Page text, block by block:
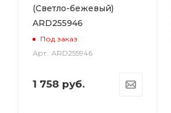
(Светло-бежевый)
ARD255946
Под заказ
Арт.: ARD255946
1 758 руб.